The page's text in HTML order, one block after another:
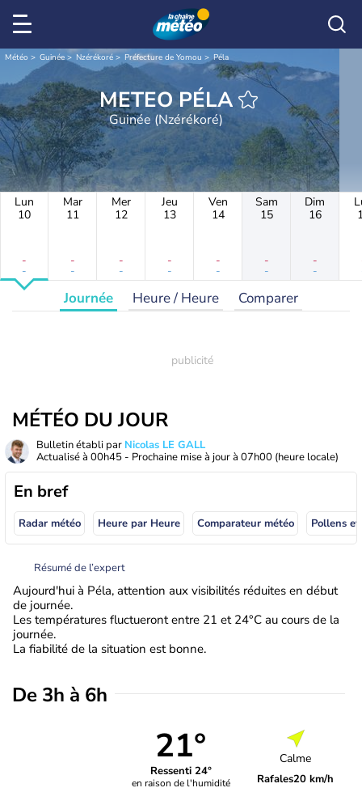
Météo Guinée Nzérékoré Préfecture de Yomou Péla
METEO PÉLA
Guinée (Nzérékoré)
Lun
10
-
-
Mar
11
-
-
Mer
12
-
-
Jeu
13
-
-
Ven
14
-
-
Sam
15
-
-
Dim
16
-
-
Journée Heure / Heure Comparer
MÉTÉO DU JOUR
Bulletin établi par Nicolas LE GALL
Actualisé à 00h45 - Prochaine mise à jour à 07h00 (heure locale)
En bref
Radar météo Heure par Heure Comparateur météo Pollens
Résumé de l’expert
Aujourd'hui à Péla, attention aux visibilités réduites en début
de journée.
Les températures fluctueront entre 21 et 24°C au cours de la
journée.
La fiabilité de la situation est bonne.
De 3h à 6h
21°
Ressenti 24°
en raison de l'humidité
Calme
Rafales20 km/h